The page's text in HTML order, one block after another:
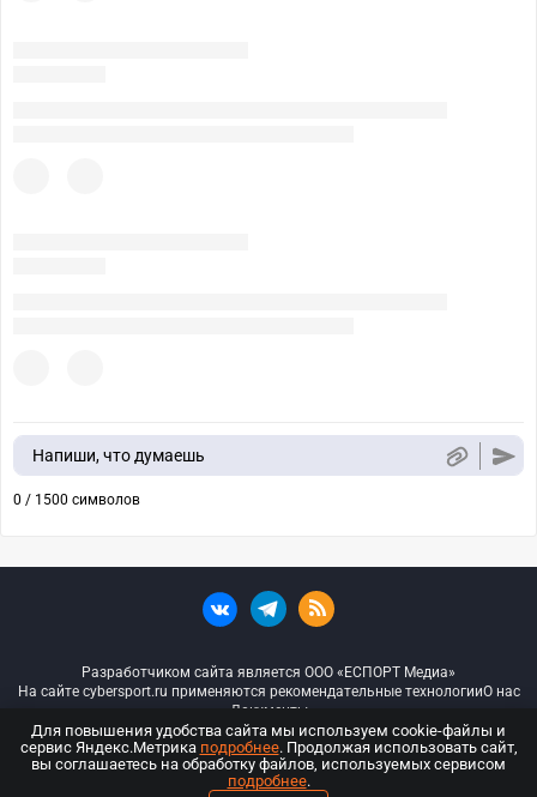
Напиши, что думаешь
0 / 1500 символов
Разработчиком сайта является ООО «ЕСПОРТ Медиа»
На сайте cybersport.ru применяются рекомендательные технологииО нас
Документы
© ООО «Киберспорт.ру» — Все права защищены
Для повышения удобства сайта мы используем cookie-файлы и
сервис Яндекс.Метрика подробнее. Продолжая использовать сайт,
вы соглашаетесь на обработку файлов, используемых сервисом
подробнее.